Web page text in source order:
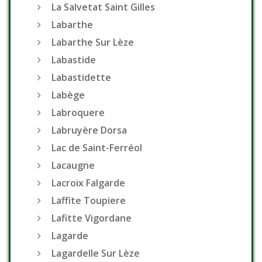
La Salvetat Saint Gilles
Labarthe
Labarthe Sur Lèze
Labastide
Labastidette
Labège
Labroquere
Labruyère Dorsa
Lac de Saint-Ferréol
Lacaugne
Lacroix Falgarde
Laffite Toupiere
Lafitte Vigordane
Lagarde
Lagardelle Sur Lèze